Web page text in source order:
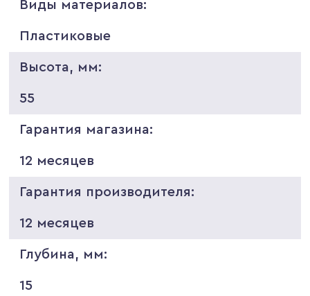
Виды материалов:
Пластиковые
Высота, мм:
55
Гарантия магазина:
12 месяцев
Гарантия производителя:
12 месяцев
Глубина, мм:
15